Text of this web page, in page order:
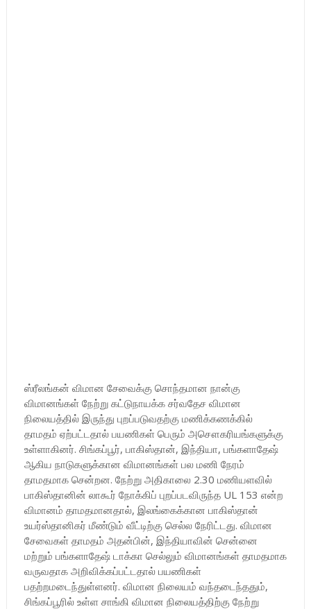
ஸ்ரீலங்கன் விமான சேவைக்கு சொந்தமான நான்கு
விமானங்கள் நேற்று கட்டுநாயக்க சர்வதேச விமான
நிலையத்தில் இருந்து புறப்படுவதற்கு மணிக்கணக்கில்
தாமதம் ஏற்பட்டதால் பயணிகள் பெரும் அசௌகரியங்களுக்கு
உள்ளாகினர். சிங்கப்பூர், பாகிஸ்தான், இந்தியா, பங்களாதேஷ்
ஆகிய நாடுகளுக்கான விமானங்கள் பல மணி நேரம்
தாமதமாக சென்றன. நேற்று அதிகாலை 2.30 மணியளவில்
பாகிஸ்தானின் லாகூர் நோக்கிப் புறப்படவிருந்த UL 153 என்ற
விமானம் தாமதமானதால், இலங்கைக்கான பாகிஸ்தான்
உயர்ஸ்தானிகர் மீண்டும் வீட்டிற்கு செல்ல நேரிட்டது. விமான
சேவைகள் தாமதம் அதன்பின், இந்தியாவின் சென்னை
மற்றும் பங்களாதேஷ் டாக்கா செல்லும் விமானங்கள் தாமதமாக
வருவதாக அறிவிக்கப்பட்டதால் பயணிகள்
பதற்றமடைந்துள்ளனர். விமான நிலையம் வந்தடைந்ததும்,
சிங்கப்பூரில் உள்ள சாங்கி விமான நிலையத்திற்கு நேற்று